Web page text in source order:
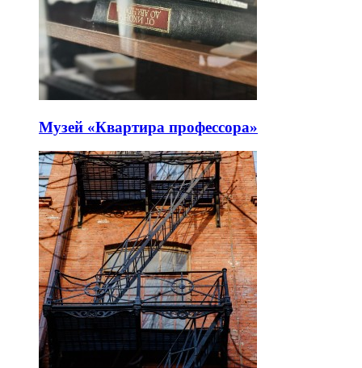
Музей «Квартира профессора»